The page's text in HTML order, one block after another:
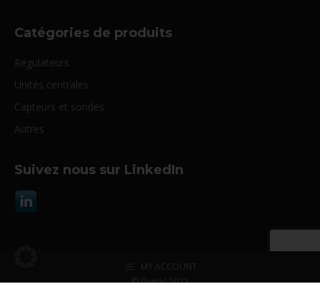
Catégories de produits
Régulateurs
Unités centrales
Capteurs et sondes
Autres
Suivez nous sur LinkedIn
MY ACCOUNT
© Digitel 2022